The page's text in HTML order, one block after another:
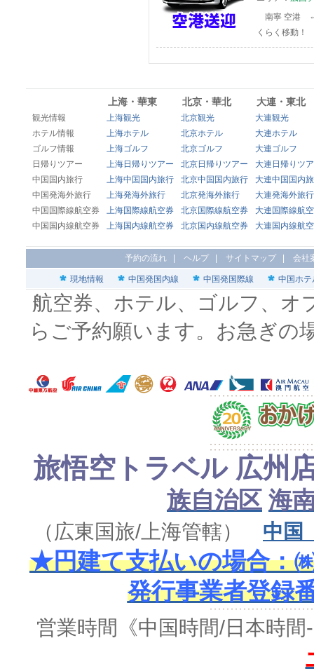
南寧 空港 ⇔
くらく移動！
上海・華東 北京・華北 大連・東北
観光情報 上海観光 北京観光
大連観光
ホテル情報
上海ホテル 北京ホテル
大連ホテル
ゴルフ情報
上海ゴルフ 北京ゴルフ
大連ゴルフ
日帰りツアー
上海日帰りツアー 北京日帰りツアー
大連日帰りツ
中国国内旅行
上海中国国内旅行 北京中国国内旅行
大連中国国内
中国発海外旅行
上海発海外旅行 北京発海外旅行
大連発海外旅行
中国国際線航空券
上海国際線航空券 北京国際線航空券
大連国際線航
中国国内線航空券
上海国内線航空券 北京国内線航空券 大連国内線航
予約の流れ ヘルプ サイトマップ 会社
現地情報 中国発国内線 中国発国際線 中国ホテ
航空券、ホテル、ゴルフ、オ
らご予約願います。お急ぎの
旅悟空トラベル 広州
族自治区 海
（広東国旅/上海管轄） 中国
★円建て支払いの場合：
発行事業者登録
営業時間 《中国時間/日本時